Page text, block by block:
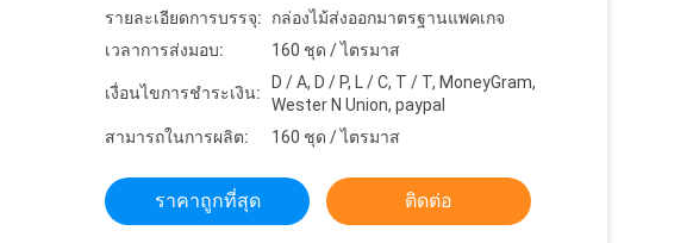
รายละเอียดการบรรจุ:
กล่องไม้ส่งออกมาตรฐานแพคเกจ
เวลาการส่งมอบ:
160 ชุด / ไตรมาส
เงื่อนไขการชำระเงิน:
D / A, D / P, L / C, T / T, MoneyGram,
Wester N Union, paypal
สามารถในการผลิต:
160 ชุด / ไตรมาส
ราคาถูกที่สุด ติดต่อ